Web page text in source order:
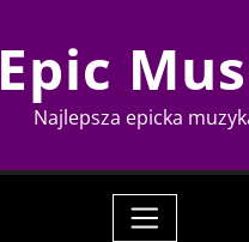
Epic
Najlepsza epicka